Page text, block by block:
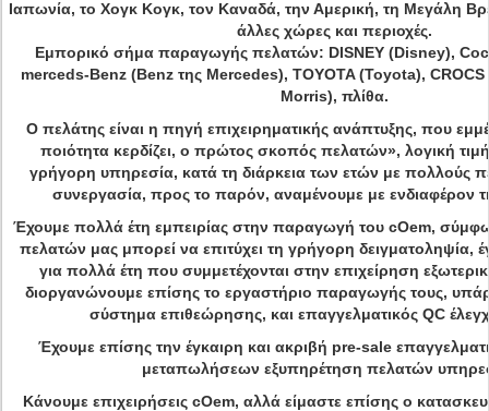
Ιαπωνία, το Χογκ Κογκ, τον Καναδά, την Αμερική, τη Μεγάλη
άλλες χώρες και περιοχές.
Εμπορικό σήμα παραγωγής πελατών: DISNEY (Disney),
merceds-Benz (Benz της Mercedes), TOYOTA (Toyota),
Morris), πλίθα.
Ο πελάτης είναι η πηγή επιχειρηματικής ανάπτυξης, που
ποιότητα κερδίζει, ο πρώτος σκοπός πελατών», λογική
γρήγορη υπηρεσία, κατά τη διάρκεια των ετών με πολλούς
συνεργασία, προς το παρόν, αναμένουμε με ενδιαφέρον
Έχουμε πολλά έτη εμπειρίας στην παραγωγή του cOem,
πελατών μας μπορεί να επιτύχει τη γρήγορη δειγματοληψία,
για πολλά έτη που συμμετέχονται στην επιχείρηση
διοργανώνουμε επίσης το εργαστήριο παραγωγής τους,
σύστημα επιθεώρησης, και επαγγελματικός QC
Έχουμε επίσης την έγκαιρη και ακριβή pre-sale
μεταπωλήσεων εξυπηρέτηση πελατών
Κάνουμε επιχειρήσεις cOem, αλλά είμαστε επίσης ο